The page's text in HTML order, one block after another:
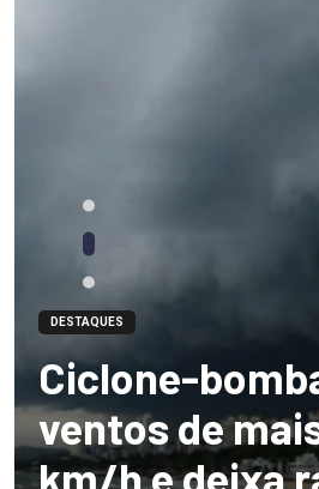
DESTAQUES
Ciclone-
ventos de
km/h e deixa